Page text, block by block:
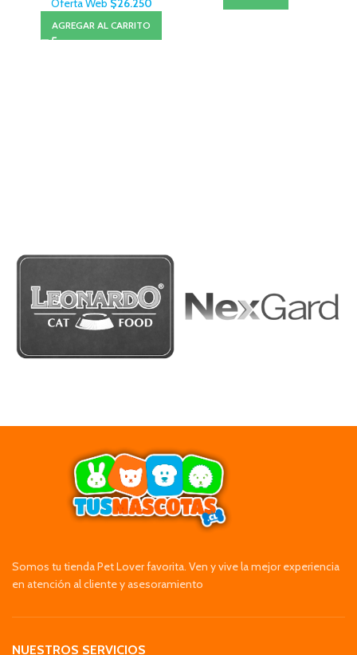
Oferta Web $26.250
AGREGAR AL CARRITO
Somos tu tienda Pet Lover favorita. Ven y vive la mejor experiencia
en atención al cliente y asesoramiento
NUESTROS SERVICIOS